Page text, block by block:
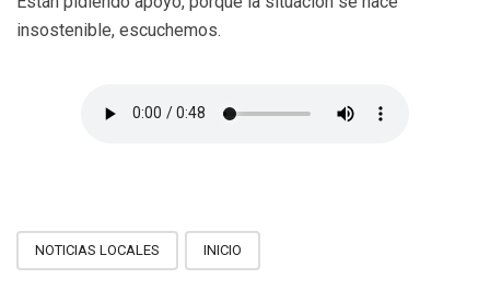
insostenible, escuchemos.
NOTICIAS LOCALES INICIO